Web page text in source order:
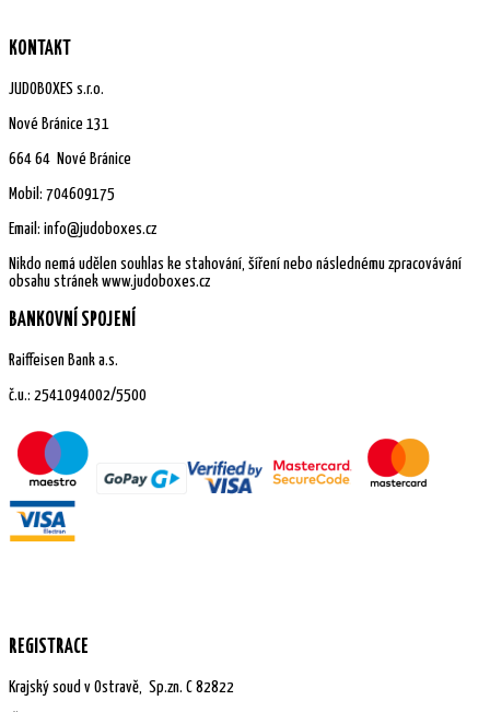
KONTAKT
JUDOBOXES s.r.o.
Nové Bránice 131
664 64 Nové Bránice
Mobil: 704609175
Email: info@judoboxes.cz
Nikdo nemá udělen souhlas ke stahování, šíření nebo následnému zpracovávání
obsahu stránek www.judoboxes.cz
BANKOVNÍ SPOJENÍ
Raiffeisen Bank a.s.
č.u.: 2541094002/5500
REGISTRACE
Krajský soud v Ostravě, Sp.zn. C 82822